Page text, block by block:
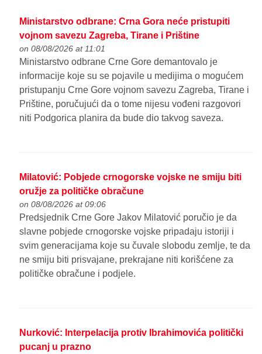
Ministarstvo odbrane: Crna Gora neće pristupiti
vojnom savezu Zagreba, Tirane i Prištine
on 08/08/2026 at 11:01
Ministarstvo odbrane Crne Gore demantovalo je
informacije koje su se pojavile u medijima o mogućem
pristupanju Crne Gore vojnom savezu Zagreba, Tirane i
Prištine, poručujući da o tome nijesu vođeni razgovori
niti Podgorica planira da bude dio takvog saveza.
Milatović: Pobjede crnogorske vojske ne smiju biti
oružje za političke obračune
on 08/08/2026 at 09:06
Predsjednik Crne Gore Jakov Milatović poručio je da
slavne pobjede crnogorske vojske pripadaju istoriji i
svim generacijama koje su čuvale slobodu zemlje, te da
ne smiju biti prisvajane, prekrajane niti korišćene za
političke obračune i podjele.
Nurković: Interpelacija protiv Ibrahimovića politički
pucanj u prazno